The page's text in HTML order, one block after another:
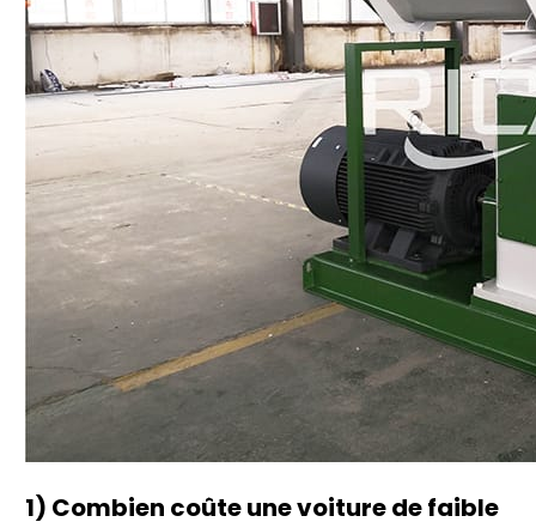
1) Combien coûte une voiture de faible